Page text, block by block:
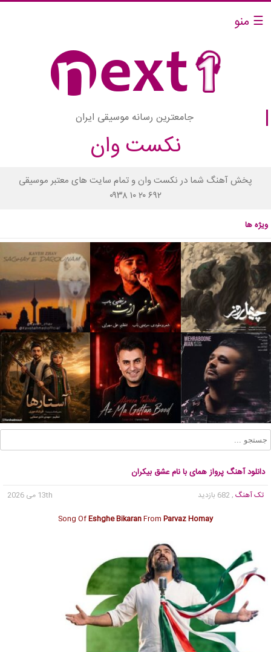
☰ منو
جامعترین رسانه موسیقی ایران
نکست وان
پخش آهنگ شما در نکست وان و تمام سایت های معتبر موسیقی
۰۹۳۸ ۱۰ ۲۰ ۶۹۲
ویژه ها
دانلود آهنگ پرواز همای با نام عشق بیکران
تک آهنگ , 682 بازدید
13th می 2026
Song OfEshghe BikaranFrom Parvaz Homay